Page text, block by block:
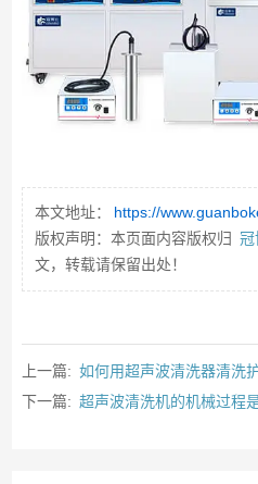
本文地址：
https://
版权声明：本页面内容版权归 冠
文，转载请保留出处！
上一篇: 如何用超声波清洗器清洗护
下一篇: 超声波清洗机的机械过程